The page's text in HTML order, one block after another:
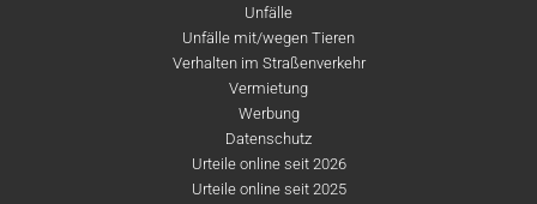
Unfälle
Unfälle mit/wegen Tieren
Verhalten im Straßenverkehr
Vermietung
Werbung
Datenschutz
Urteile online seit 2026
Urteile online seit 2025